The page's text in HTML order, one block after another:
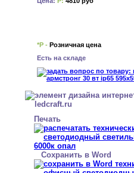
*Р - Розничная цена
Есть на складе
Печать
Сохранить в Word